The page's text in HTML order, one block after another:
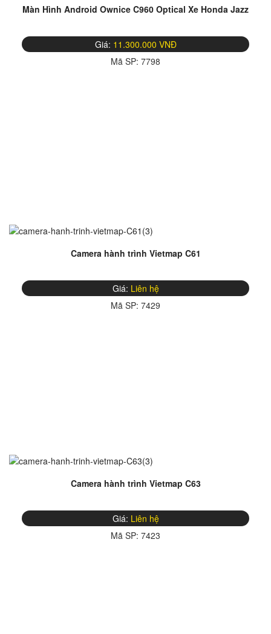
Màn Hình Android Ownice C960 Optical Xe Honda Jazz
Giá: 11.300.000 VNĐ
Mã SP: 7798
Camera hành trình Vietmap C61
Giá: Liên hệ
Mã SP: 7429
Camera hành trình Vietmap C63
Giá: Liên hệ
Mã SP: 7423